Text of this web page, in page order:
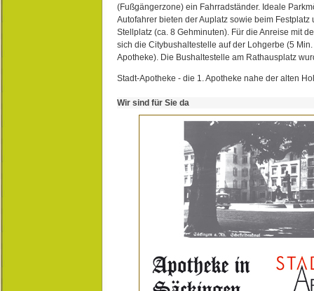
(Fußgängerzone) ein Fahrradständer. Ideale
Autofahrer bieten der Auplatz sowie beim Festplatz
Stellplatz (ca. 8 Gehminuten). Für die Anreise mit
sich die Citybushaltestelle auf der Lohgerbe (5
Apotheke). Die Bushaltestelle am Rathausplatz
Stadt-Apotheke - die 1. Apotheke nahe der alten
Wir sind für Sie da